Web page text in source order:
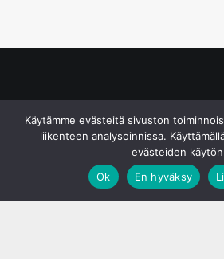
Käytämme evästeitä sivuston
liikenteen analysoinnissa.
evästeiden
Ok
En hyväksy